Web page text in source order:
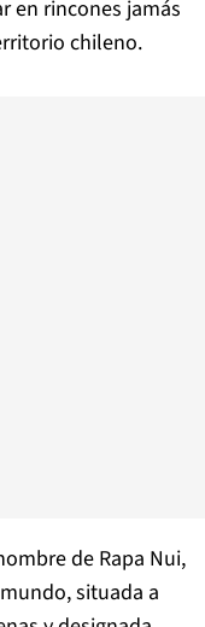
en rincones jamás
chileno.
de Rapa Nui,
situada a